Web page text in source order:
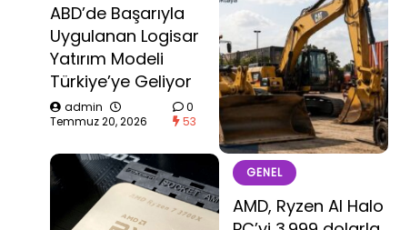
ABD’de Başarıyla
Uygulanan Logisar
Yatırım Modeli
Türkiye’ye Geliyor
admin
Temmuz 20, 2026
0
53
GENEL
AMD, Ryzen AI Halo